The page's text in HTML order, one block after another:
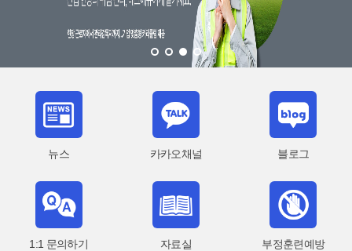
뉴스 카카오채널 블로그
1:1 문의하기 자료실 부정훈련예방